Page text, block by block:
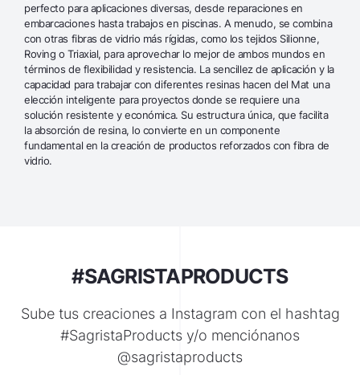
perfecto para aplicaciones diversas, desde reparaciones en
embarcaciones hasta trabajos en piscinas. A menudo, se combina
con otras fibras de vidrio más rígidas, como los tejidos Silionne,
Roving o Triaxial, para aprovechar lo mejor de ambos mundos en
términos de flexibilidad y resistencia. La sencillez de aplicación y la
capacidad para trabajar con diferentes resinas hacen del Mat una
elección inteligente para proyectos donde se requiere una
solución resistente y económica. Su estructura única, que facilita
la absorción de resina, lo convierte en un componente
fundamental en la creación de productos reforzados con fibra de
vidrio.
#SAGRISTAPRODUCTS
Sube tus creaciones a Instagram con el hashtag
#SagristaProducts y/o menciónanos
@sagristaproducts